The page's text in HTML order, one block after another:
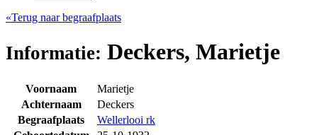
«Terug naar begraafplaats
Informatie: Deckers, Marietje
Voornaam
Marietje
Achternaam
Deckers
Begraafplaats
Wellerlooi rk